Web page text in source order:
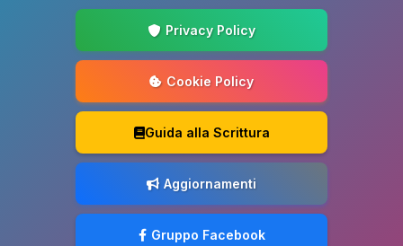
Privacy Policy
Cookie Policy
Guida alla Scrittura
Aggiornamenti
Gruppo Facebook